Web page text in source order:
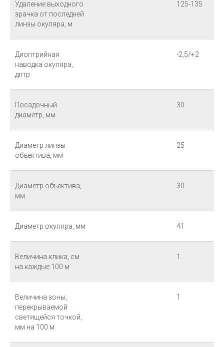
Удаление выходного
зрачка от последней
линзы окуляра, м
125-135
Диоптрийная
наводка окуляра,
дптр
-2,5/+2
Посадочный
диаметр, мм
30
Диаметр линзы
объектива, мм
25
Диаметр объектива,
мм
30
Диаметр окуляра, мм 41
Величина клика, см
на каждые 100 м
1
Величина зоны,
перекрываемой
светящейся точкой,
мм на 100 м
1